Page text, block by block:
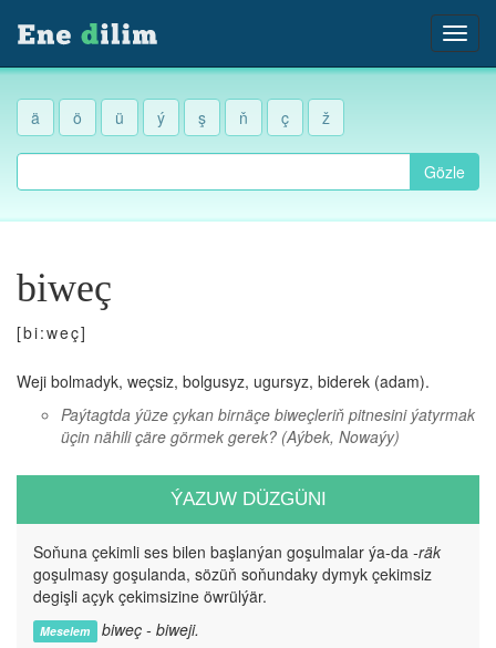
ä ö ü ý ş ň ç ž
Gözle
biweç
[bi:weç]
Weji bolmadyk, weçsiz, bolgusyz, ugursyz, biderek (adam).
Paýtagtda ýüze çykan birnäçe biweçleriň pitnesini ýatyrmak
üçin nähili çäre görmek gerek? (Aýbek, Nowaýy)
ÝAZUW DÜZGÜNI
Soňuna çekimli ses bilen başlanýan goşulmalar ýa-da -räk
goşulmasy goşulanda, sözüň soňundaky dymyk çekimsiz
degişli açyk çekimsizine öwrülýär.
Meselem biweç - biweji.